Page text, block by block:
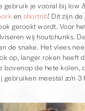
gebruik je vooral bij low
enshortrib! Dit zijn de
gerookt wordt. Voor
wij houtchunks.
de snake. Het vlees
op, langer roken heeft
bovenop de hete kolen,
gebruiken meestal zo'n 3